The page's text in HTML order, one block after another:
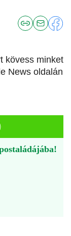
kövess minket
News oldalán